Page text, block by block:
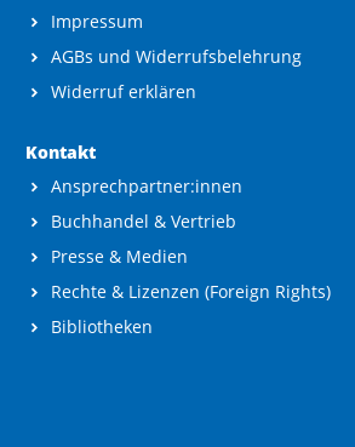
Impressum
AGBs und Widerrufsbelehrung
Widerruf erklären
Kontakt
Ansprechpartner:innen
Buchhandel & Vertrieb
Presse & Medien
Rechte & Lizenzen (Foreign Rights)
Bibliotheken